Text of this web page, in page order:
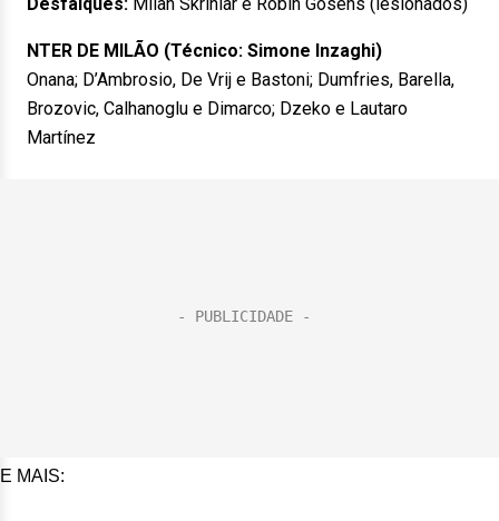
NTER DE MILÃO (Técnico: Simone Inzaghi)
Onana; D’Ambrosio, De Vrij e Bastoni; Dumfries, Barella,
Brozovic, Calhanoglu e Dimarco; Dzeko e Lautaro
Martínez
E MAIS: